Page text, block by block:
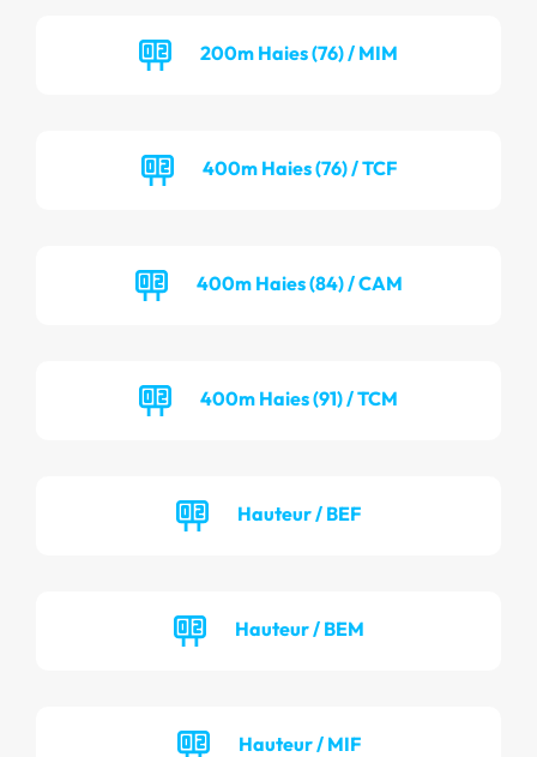
200m Haies (76) / MIM
400m Haies (76) / TCF
400m Haies (84) / CAM
400m Haies (91) / TCM
Hauteur / BEF
Hauteur / BEM
Hauteur / MIF